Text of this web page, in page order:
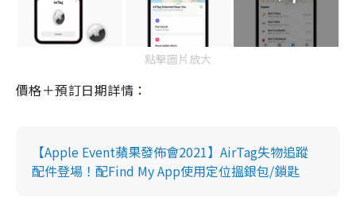
點擊圖片放大
價格＋預訂日期詳情：
【Apple Event蘋果發佈會2021】AirTag失物追蹤
配件登場！配Find My App使用定位搵銀包/鎖匙